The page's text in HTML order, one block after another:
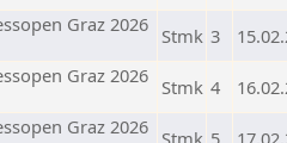
Graz 2026 Stmk 3
Graz 2026 Stmk 4
Graz 2026 Stmk 5